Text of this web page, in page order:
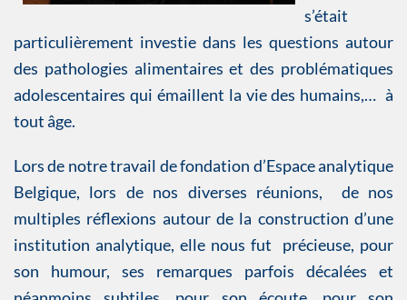
s’était
particulièrement investie dans les questions autour
des pathologies alimentaires et des problématiques
adolescentaires qui émaillent la vie des humains,… à
tout âge.
Lors de notre travail de fondation d’Espace analytique
Belgique, lors de nos diverses réunions, de nos
multiples réflexions autour de la construction d’une
institution analytique, elle nous fut précieuse, pour
son humour, ses remarques parfois décalées et